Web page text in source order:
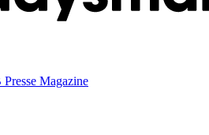
Presse Magazine